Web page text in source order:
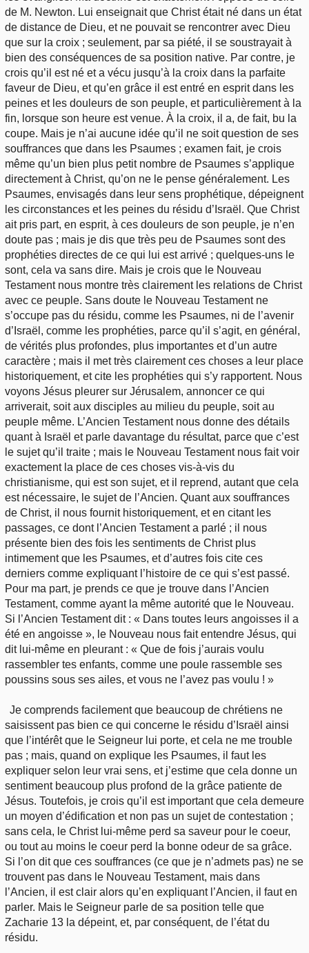
de M. Newton. Lui enseignait que Christ était né dans un état
de distance de Dieu, et ne pouvait se rencontrer avec Dieu
que sur la croix ; seulement, par sa piété, il se soustrayait à
bien des conséquences de sa position native. Par contre, je
crois qu’il est né et a vécu jusqu’à la croix dans la parfaite
faveur de Dieu, et qu’en grâce il est entré en esprit dans les
peines et les douleurs de son peuple, et particulièrement à la
fin, lorsque son heure est venue. À la croix, il a, de fait, bu la
coupe. Mais je n’ai aucune idée qu’il ne soit question de ses
souffrances que dans les Psaumes ; examen fait, je crois
même qu’un bien plus petit nombre de Psaumes s’applique
directement à Christ, qu’on ne le pense généralement. Les
Psaumes, envisagés dans leur sens prophétique, dépeignent
les circonstances et les peines du résidu d’Israël. Que Christ
ait pris part, en esprit, à ces douleurs de son peuple, je n’en
doute pas ; mais je dis que très peu de Psaumes sont des
prophéties directes de ce qui lui est arrivé ; quelques-uns le
sont, cela va sans dire. Mais je crois que le Nouveau
Testament nous montre très clairement les relations de Christ
avec ce peuple. Sans doute le Nouveau Testament ne
s’occupe pas du résidu, comme les Psaumes, ni de l’avenir
d’Israël, comme les prophéties, parce qu’il s’agit, en général,
de vérités plus profondes, plus importantes et d’un autre
caractère ; mais il met très clairement ces choses a leur place
historiquement, et cite les prophéties qui s’y rapportent. Nous
voyons Jésus pleurer sur Jérusalem, annoncer ce qui
arriverait, soit aux disciples au milieu du peuple, soit au
peuple même. L’Ancien Testament nous donne des détails
quant à Israël et parle davantage du résultat, parce que c’est
le sujet qu’il traite ; mais le Nouveau Testament nous fait voir
exactement la place de ces choses vis-à-vis du
christianisme, qui est son sujet, et il reprend, autant que cela
est nécessaire, le sujet de l’Ancien. Quant aux souffrances
de Christ, il nous fournit historiquement, et en citant les
passages, ce dont l’Ancien Testament a parlé ; il nous
présente bien des fois les sentiments de Christ plus
intimement que les Psaumes, et d’autres fois cite ces
derniers comme expliquant l’histoire de ce qui s’est passé.
Pour ma part, je prends ce que je trouve dans l’Ancien
Testament, comme ayant la même autorité que le Nouveau.
Si l’Ancien Testament dit : « Dans toutes leurs angoisses il a
été en angoisse », le Nouveau nous fait entendre Jésus, qui
dit lui-même en pleurant : « Que de fois j’aurais voulu
rassembler tes enfants, comme une poule rassemble ses
poussins sous ses ailes, et vous ne l’avez pas voulu ! »
Je comprends facilement que beaucoup de chrétiens ne
saisissent pas bien ce qui concerne le résidu d’Israël ainsi
que l’intérêt que le Seigneur lui porte, et cela ne me trouble
pas ; mais, quand on explique les Psaumes, il faut les
expliquer selon leur vrai sens, et j’estime que cela donne un
sentiment beaucoup plus profond de la grâce patiente de
Jésus. Toutefois, je crois qu’il est important que cela demeure
un moyen d’édification et non pas un sujet de contestation ;
sans cela, le Christ lui-même perd sa saveur pour le coeur,
ou tout au moins le coeur perd la bonne odeur de sa grâce.
Si l’on dit que ces souffrances (ce que je n’admets pas) ne se
trouvent pas dans le Nouveau Testament, mais dans
l’Ancien, il est clair alors qu’en expliquant l’Ancien, il faut en
parler. Mais le Seigneur parle de sa position telle que
Zacharie 13 la dépeint, et, par conséquent, de l’état du
résidu.